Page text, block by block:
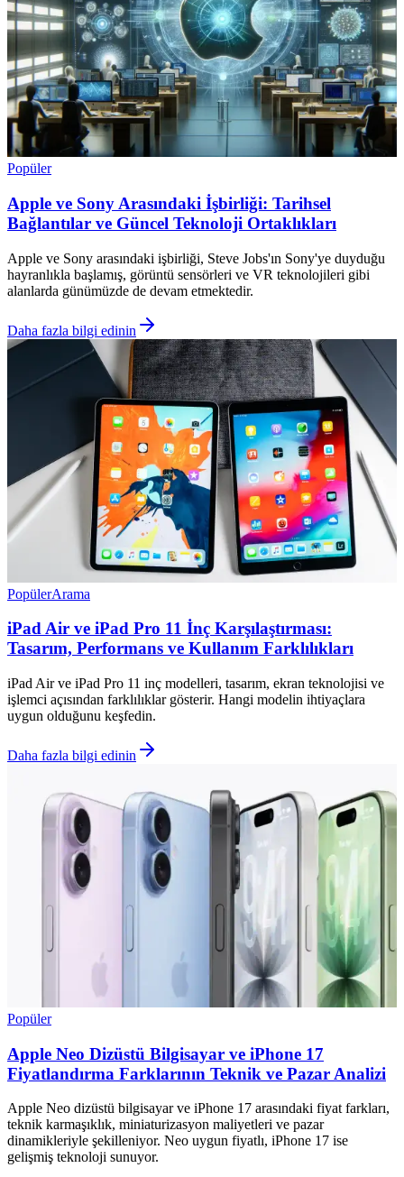
Popüler
Apple ve Sony Arasındaki İşbirliği: Tarihsel
Bağlantılar ve Güncel Teknoloji Ortaklıkları
Apple ve Sony arasındaki işbirliği, Steve Jobs'ın Sony'ye duyduğu
hayranlıkla başlamış, görüntü sensörleri ve VR teknolojileri gibi
alanlarda günümüzde de devam etmektedir.
Daha fazla bilgi edinin
PopülerArama
iPad Air ve iPad Pro 11 İnç Karşılaştırması:
Tasarım, Performans ve Kullanım Farklılıkları
iPad Air ve iPad Pro 11 inç modelleri, tasarım, ekran teknolojisi ve
işlemci açısından farklılıklar gösterir. Hangi modelin ihtiyaçlara
uygun olduğunu keşfedin.
Daha fazla bilgi edinin
Popüler
Apple Neo Dizüstü Bilgisayar ve iPhone 17
Fiyatlandırma Farklarının Teknik ve Pazar Analizi
Apple Neo dizüstü bilgisayar ve iPhone 17 arasındaki fiyat farkları,
teknik karmaşıklık, miniaturizasyon maliyetleri ve pazar
dinamikleriyle şekilleniyor. Neo uygun fiyatlı, iPhone 17 ise
gelişmiş teknoloji sunuyor.